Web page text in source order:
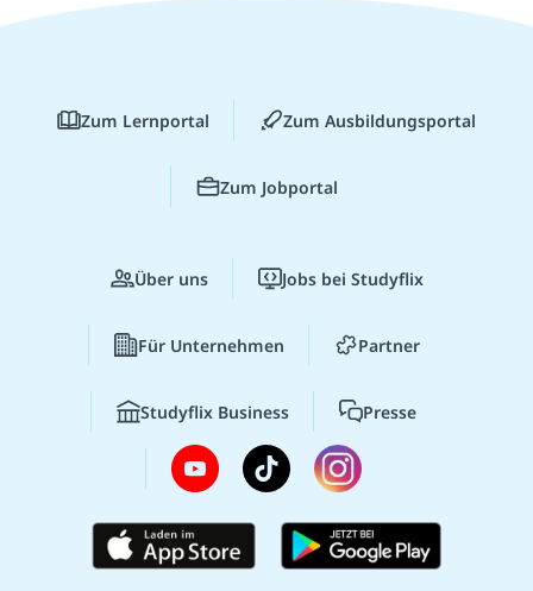
Zum Lernportal Zum Ausbildungsportal
Zum Jobportal
Über uns Jobs bei Studyflix
Für Unternehmen Partner
Studyflix Business Presse